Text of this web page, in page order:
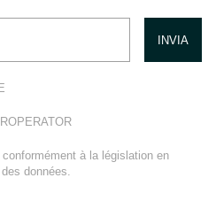
à la législation en
données.